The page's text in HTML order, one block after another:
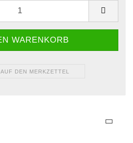
AUF DEN MERKZETTEL